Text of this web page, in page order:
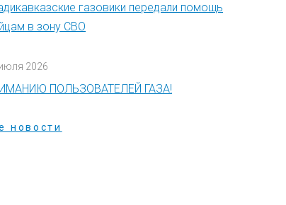
газовики передали помощь
в зону СВО
2026
ПОЛЬЗОВАТЕЛЕЙ ГАЗА!
новости